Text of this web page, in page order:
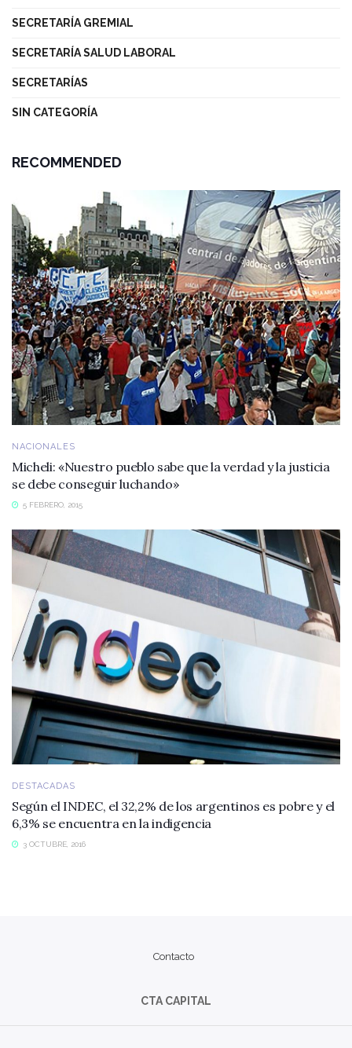
SECRETARÍA GREMIAL
SECRETARÍA SALUD LABORAL
SECRETARÍAS
SIN CATEGORÍA
RECOMMENDED
NACIONALES
Micheli: «Nuestro pueblo sabe que la verdad y la justicia
se debe conseguir luchando»
5 FEBRERO, 2015
DESTACADAS
Según el INDEC, el 32,2% de los argentinos es pobre y el
6,3% se encuentra en la indigencia
3 OCTUBRE, 2016
Contacto
CTA CAPITAL